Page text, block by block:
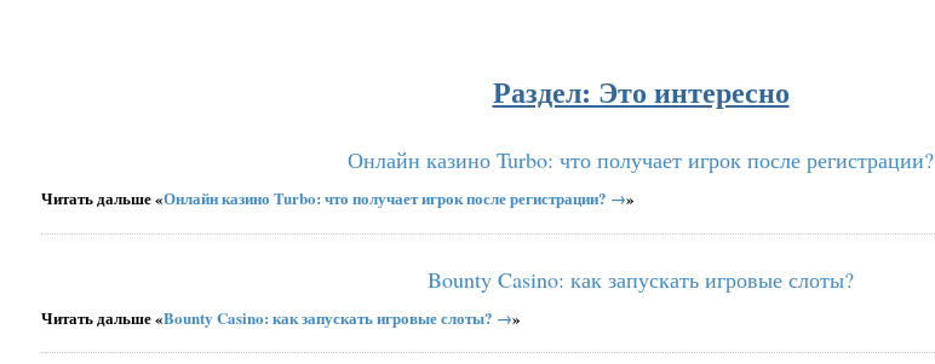
Раздел: Это интересно
Онлайн казино Turbo: что получает игрок после регистрации?
Читать дальше «Онлайн казино Turbo: что получает игрок после регистрации? →»
Bounty Casino: как запускать игровые слоты?
Читать дальше «Bounty Casino: как запускать игровые слоты? →»